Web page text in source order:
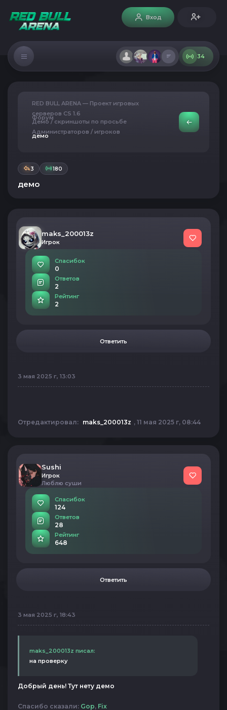
Вход
34
RED BULL ARENA — Проект игровых
серверов CS 1.6
Форум
Демо / скриншоты по просьбе
Администраторов / игроков
демо
3 180
демо
maks_200013z
Игрок
Спасибок
0
Ответов
2
Рейтинг
2
Ответить
3 мая 2025 г, 13:03
Отредактировал: maks_200013z , 11 мая 2025 г, 08:44
Sushi
Игрок
Люблю суши
Спасибок
124
Ответов
28
Рейтинг
648
Ответить
3 мая 2025 г, 18:43
maks_200013z писал:
на проверку
Добрый день! Тут нету демо
Спасибо сказали: Gop, Fix